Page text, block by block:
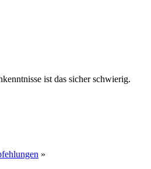
ist das sicher schwierig.
»